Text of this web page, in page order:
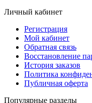
Личный кабинет
Регистрация
Мой кабинет
Обратная связь
Восстановление
История заказов
Политика
Публичная оферта
Популярные разделы